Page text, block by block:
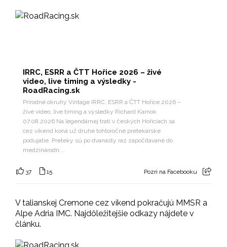
IRRC, ESRR a ČTT Hořice 2026 – živé
video, live timing a výsledky -
RoadRacing.sk
Prírodné okruhy Vintage IRRC, ESRR a ČTT Hořice 2026 –
živé video, live timing a výsledky Richard Karnok
07.08.2026 Na legendárnej trati v českých Hořiciach sa
cez víkend koná už druhé tohtoročné pretekárske
podujatie. Preteky sú po dvanásty raz započítavané do
medzinárodn....
37 15 Pozri na Facebooku
V talianskej Cremone cez víkend pokračujú MMSR a
Alpe Adria IMC. Najdôležitejšie odkazy nájdete v
článku.